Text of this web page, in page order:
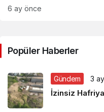
6 ay önce
Popüler Haberler
Gündem 3
İzinsiz